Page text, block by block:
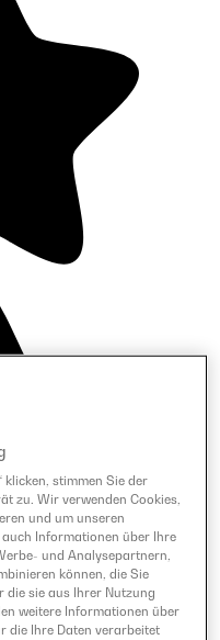
klicken, stimmen Sie der
zu. Wir verwenden Cookies,
und um unseren
Informationen über Ihre
und Analysepartnern,
können, die Sie
die sie aus Ihrer Nutzung
weitere Informationen über
die Ihre Daten verarbeitet